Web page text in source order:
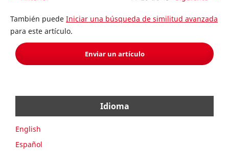
También puede Iniciar una búsqueda de similitud avanzada
para este artículo.
Enviar un artículo
Idioma
English
Español